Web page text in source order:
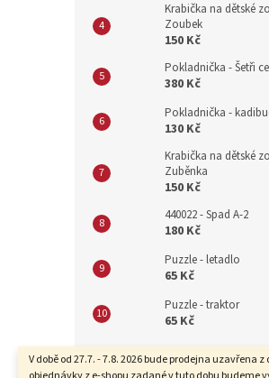
V době od 27.7. - 7.8. 2026 bude prodejna uzavřena
Krabička na dětské
Zoubek
150 Kč
Pokladnička - Šetři
380 Kč
Pokladnička -
130 Kč
Krabička na dětské
Zuběnka
150 Kč
440022 - Spad A-2
180 Kč
Puzzle - letadlo
65 Kč
Puzzle - traktor
65 Kč